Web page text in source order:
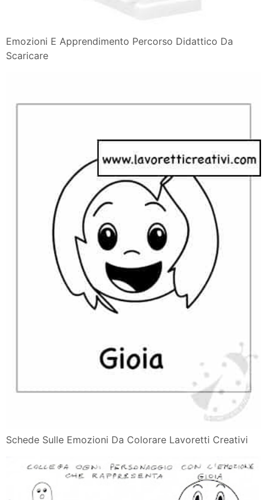
Emozioni E Apprendimento Percorso Didattico Da
Scaricare
Schede Sulle Emozioni Da Colorare Lavoretti Creativi